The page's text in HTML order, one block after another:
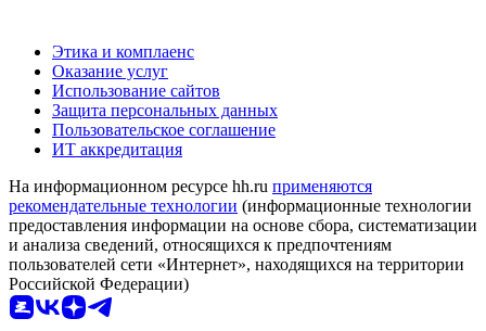
Этика и комплаенс
Оказание услуг
Использование сайтов
Защита персональных данных
Пользовательское соглашение
ИТ аккредитация
На информационном ресурсе hh.ru применяются
рекомендательные технологии (информационные технологии
предоставления информации на основе сбора, систематизации
и анализа сведений, относящихся к предпочтениям
пользователей сети «Интернет», находящихся на территории
Российской Федерации)